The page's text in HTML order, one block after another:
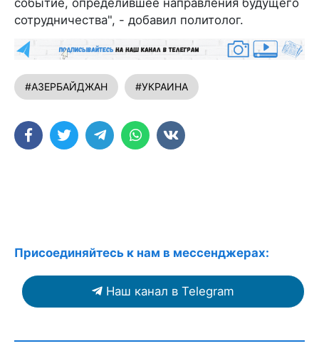
сотрудничества", - добавил политолог.
#АЗЕРБАЙДЖАН #УКРАИНА
Присоединяйтесь к нам в мессенджерах:
Наш канал в Telegram